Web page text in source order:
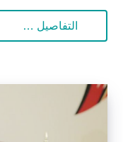
التفاصيل …